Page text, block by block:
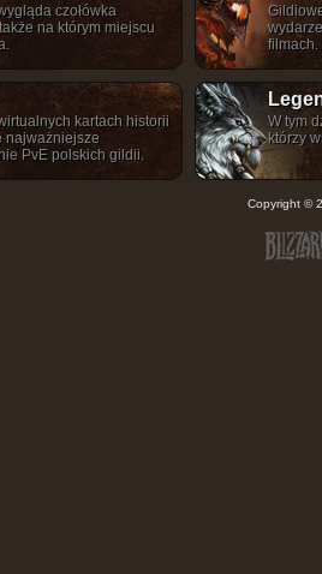
czołówka
na którym miejscu
filmach.
kartach historii
najważniejsze
PvE polskich gildii.
W tym
którzy
Copyright ©